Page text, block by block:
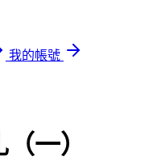
我的帳號
一）